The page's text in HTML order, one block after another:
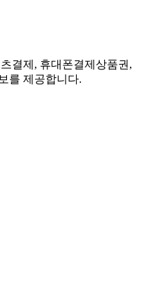
결제, 휴대폰결제상품권,
를 제공합니다.